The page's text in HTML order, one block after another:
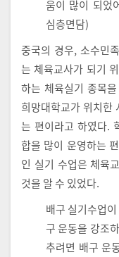
움이 많이 되었
심층면담)
중국의 경우, 소수민
는 체육교사가 되기
하는 체육실기 종목
희망대학교가 위치한
는 편이라고 하였다.
합을 많이 운영하는
인 실기 수업은 체육
것을 알 수 있었다.
배구 실기수업
구 운동을 강조
추려면 배구 운